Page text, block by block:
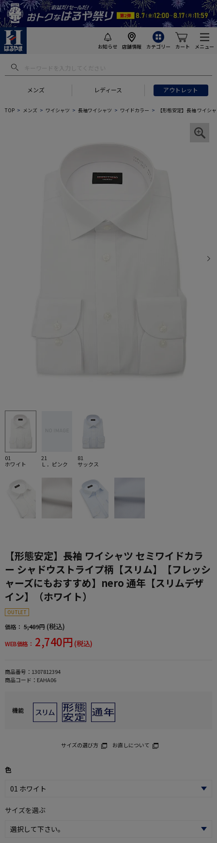
お知らせ 店舗情報 カテゴリー カート メニュー
メンズ レディース アウトレット
TOP メンズ ワイシャツ 長袖ワイシャツ ワイドカラー 【形態安定】長袖 ワイシ
01
ホワイト
21
Ｌ．ピンク
81
サックス
【形態安定】長袖 ワイシャツ セミワイドカラ
ー シャドウストライプ柄【スリム】【フレッシ
ャーズにもおすすめ】nero 通年【スリムデザ
イン】（ホワイト）
OUTLET
価格： 5,489円 (税込)
WEB価格： 2,740円 (税込)
商品番号： 1307812394
商品コード： EAHA06
機能
サイズの選び方 お直しについて
色
サイズを選ぶ